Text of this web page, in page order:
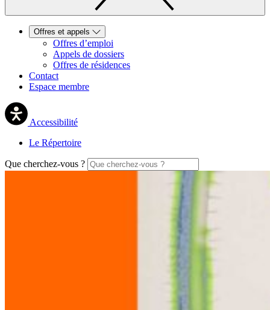
Offres et appels
Offres d’emploi
Appels de dossiers
Offres de résidences
Contact
Espace membre
Accessibilité
Le Répertoire
Que cherchez-vous ?